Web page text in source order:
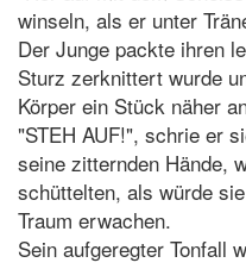
winseln, als er unter
Der Junge packte ihren
Sturz zerknittert wurde
Körper ein Stück näher
"STEH AUF!", schrie er
seine zitternden Hände,
schüttelten, als würde
Traum erwachen.
Sein aufgeregter Tonfall